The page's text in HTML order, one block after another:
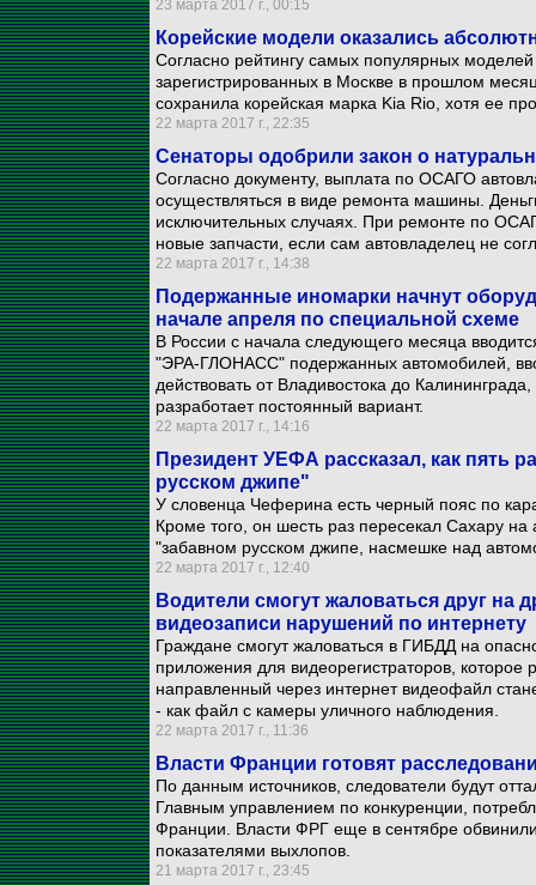
23 марта 2017 г., 00:15
Корейские модели оказались
Согласно рейтингу самых популярных
зарегистрированных в Москве в прошлом
сохранила корейская марка Kia Rio, хотя ее
22 марта 2017 г., 22:35
Сенаторы одобрили закон о
Согласно документу, выплата по ОСАГО
осуществляться в виде ремонта машины.
исключительных случаях. При ремонте по
новые запчасти, если сам автовладелец не
22 марта 2017 г., 14:38
Подержанные иномарки начнут
начале апреля по специальной схеме
В России с начала следующего месяца
"ЭРА-ГЛОНАСС" подержанных автомобилей,
действовать от Владивостока до
разработает постоянный вариант.
22 марта 2017 г., 14:16
Президент УЕФА рассказал, как пять
русском джипе"
У словенца Чеферина есть черный пояс по
Кроме того, он шесть раз пересекал Сахару
"забавном русском джипе, насмешке над
22 марта 2017 г., 12:40
Водители смогут жаловаться друг на
видеозаписи нарушений по интернету
Граждане смогут жаловаться в ГИБДД на
приложения для видеорегистраторов,
направленный через интернет видеофайл
- как файл с камеры уличного наблюдения.
22 марта 2017 г., 11:36
Власти Франции готовят
По данным источников, следователи будут
Главным управлением по конкуренции,
Франции. Власти ФРГ еще в сентябре
показателями выхлопов.
21 марта 2017 г., 23:45